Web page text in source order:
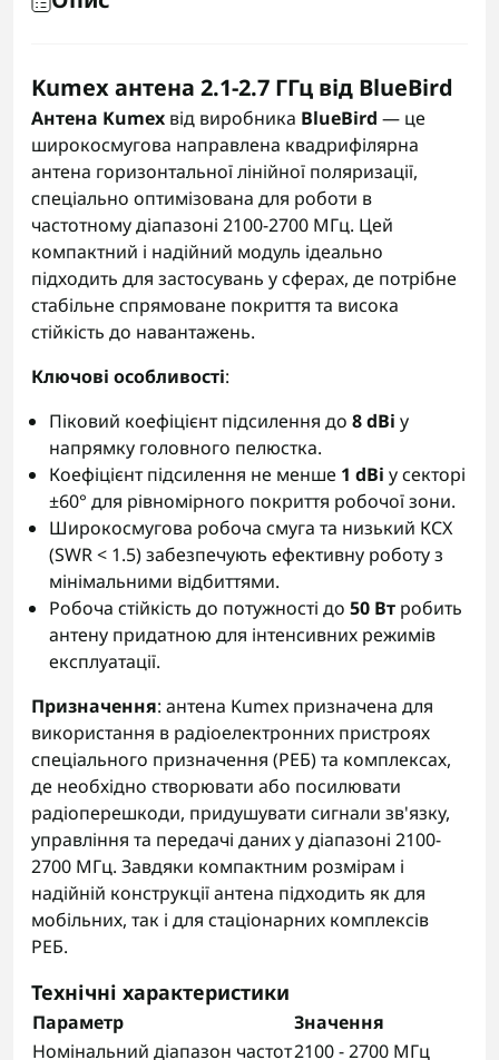
Kumex антена 2.1-2.7 ГГц від BlueBird
Антена Kumex від виробника BlueBird — це
широкосмугова направлена квадрифілярна
антена горизонтальної лінійної поляризації,
спеціально оптимізована для роботи в
частотному діапазоні 2100-2700 МГц. Цей
компактний і надійний модуль ідеально
підходить для застосувань у сферах, де потрібне
стабільне спрямоване покриття та висока
стійкість до навантажень.
Ключові особливості:
Піковий коефіцієнт підсилення до 8 dBi у
напрямку головного пелюстка.
Коефіцієнт підсилення не менше 1 dBi у секторі
±60° для рівномірного покриття робочої зони.
Широкосмугова робоча смуга та низький КСХ
(SWR < 1.5) забезпечують ефективну роботу з
мінімальними відбиттями.
Робоча стійкість до потужності до 50 Вт робить
антену придатною для інтенсивних режимів
експлуатації.
Призначення: антена Kumex призначена для
використання в радіоелектронних пристроях
спеціального призначення (РЕБ) та комплексах,
де необхідно створювати або посилювати
радіоперешкоди, придушувати сигнали зв'язку,
управління та передачі даних у діапазоні 2100-
2700 МГц. Завдяки компактним розмірам і
надійній конструкції антена підходить як для
мобільних, так і для стаціонарних комплексів
РЕБ.
Технічні характеристики
Параметр
Значення
Номінальний діапазон частот2100 - 2700 МГц